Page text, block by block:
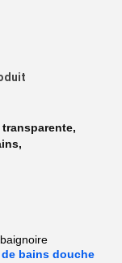
,
,
bains douche